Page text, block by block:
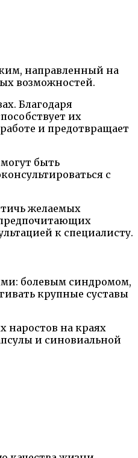
направленный на
возможностей.
Благодаря
их
и предотвращает
быть
с
желаемых
предпочитающих
к специалисту.
болевым синдромом,
крупные суставы
наростов на краях
и синовиальной